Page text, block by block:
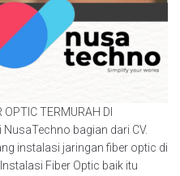
TERMURAH DI
NusaTechno bagian dari CV.
instalasi jaringan fiber optic di
Fiber Optic baik itu